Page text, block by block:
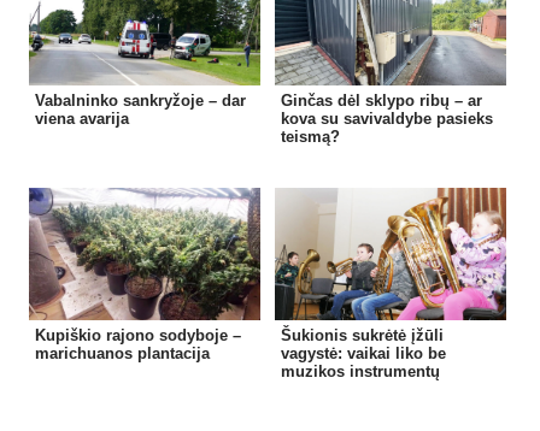
Vabalninko sankryžoje – dar
viena avarija
Ginčas dėl sklypo ribų – ar
kova su savivaldybe pasieks
teismą?
Kupiškio rajono sodyboje –
marichuanos plantacija
Šukionis sukrėtė įžūli
vagystė: vaikai liko be
muzikos instrumentų